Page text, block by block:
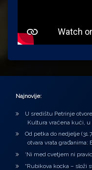
Najnovije:
U središtu Petrinje
Kultura vraćena kući, u
Od petka do nedjelje
otvara vrata građanima:
‘Ni med cvetjem ni
“Rubikova kocka – složi